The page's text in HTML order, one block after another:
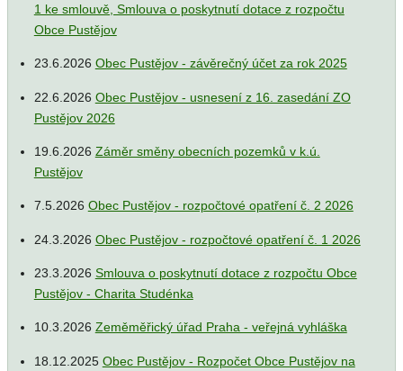
1 ke smlouvě, Smlouva o poskytnutí dotace z rozpočtu
Obce Pustějov
23.6.2026 Obec Pustějov - závěrečný účet za rok 2025
22.6.2026 Obec Pustějov - usnesení z 16. zasedání ZO
Pustějov 2026
19.6.2026 Záměr směny obecních pozemků v k.ú.
Pustějov
7.5.2026 Obec Pustějov - rozpočtové opatření č. 2 2026
24.3.2026 Obec Pustějov - rozpočtové opatření č. 1 2026
23.3.2026 Smlouva o poskytnutí dotace z rozpočtu Obce
Pustějov - Charita Studénka
10.3.2026 Zeměměřický úřad Praha - veřejná vyhláška
18.12.2025 Obec Pustějov - Rozpočet Obce Pustějov na